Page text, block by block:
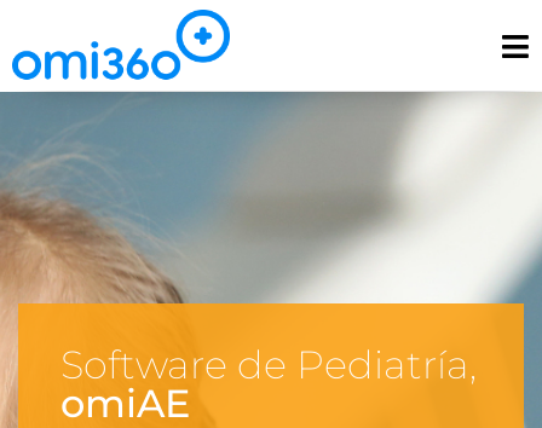
Software de Pediatría,
omiAE